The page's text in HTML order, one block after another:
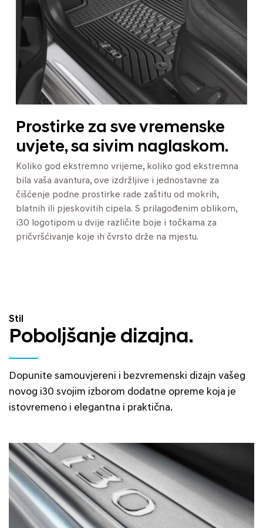
Prostirke za sve vremenske
uvjete, sa sivim naglaskom.
Koliko god ekstremno vrijeme, koliko god ekstremna
bila vaša avantura, ove izdržljive i jednostavne za
čišćenje podne prostirke rade zaštitu od mokrih,
blatnih ili pjeskovitih cipela. S prilagođenim oblikom,
i30 logotipom u dvije različite boje i točkama za
pričvršćivanje koje ih čvrsto drže na mjestu.
Stil
Poboljšanje dizajna.
Dopunite samouvjereni i bezvremenski dizajn vašeg
novog i30 svojim izborom dodatne opreme koja je
istovremeno i elegantna i praktična.